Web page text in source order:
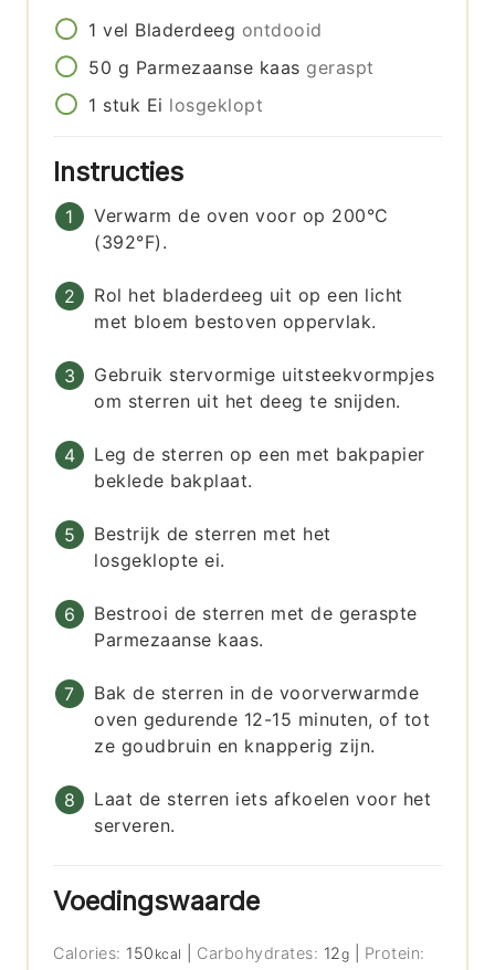
1 vel Bladerdeeg ontdooid
50 g Parmezaanse kaas geraspt
1 stuk Ei losgeklopt
Instructies
Verwarm de oven voor op 200°C
(392°F).
Rol het bladerdeeg uit op een licht
met bloem bestoven oppervlak.
Gebruik stervormige uitsteekvormpjes
om sterren uit het deeg te snijden.
Leg de sterren op een met bakpapier
beklede bakplaat.
Bestrijk de sterren met het
losgeklopte ei.
Bestrooi de sterren met de geraspte
Parmezaanse kaas.
Bak de sterren in de voorverwarmde
oven gedurende 12-15 minuten, of tot
ze goudbruin en knapperig zijn.
Laat de sterren iets afkoelen voor het
serveren.
Voedingswaarde
Calories: 150 kcal Carbohydrates: 12g
Protein: